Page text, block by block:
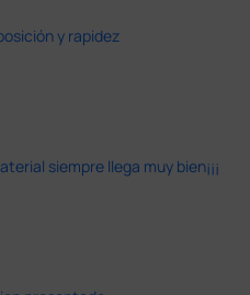
y rapidez
siempre llega muy bien¡¡¡